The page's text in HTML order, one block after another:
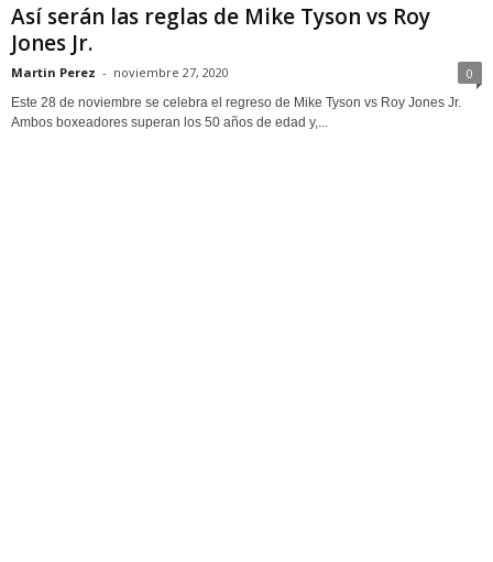
Así serán las reglas de Mike Tyson vs Roy
Jones Jr.
Martin Perez - noviembre 27, 2020 0
Este 28 de noviembre se celebra el regreso de Mike Tyson vs Roy Jones Jr.
Ambos boxeadores superan los 50 años de edad y,...